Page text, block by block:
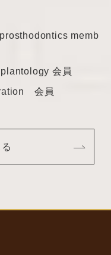
memb
会員
会員